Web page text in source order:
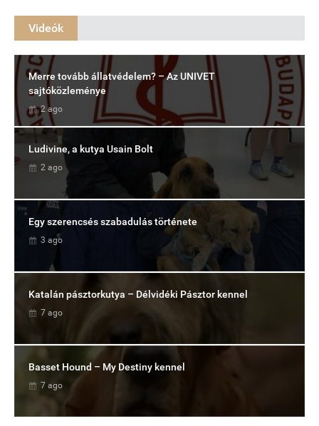
Videók
Merre tovább állatvédelem? – Az UNIVET
sajtóközleménye
2 ago
Ludivine, a kutya Usain Bolt
2 ago
Egy szerencsés szabadulás története
3 ago
Katalán pásztorkutya – Délvidéki Pásztor kennel
7 ago
Basset Hound – My Destiny kennel
7 ago